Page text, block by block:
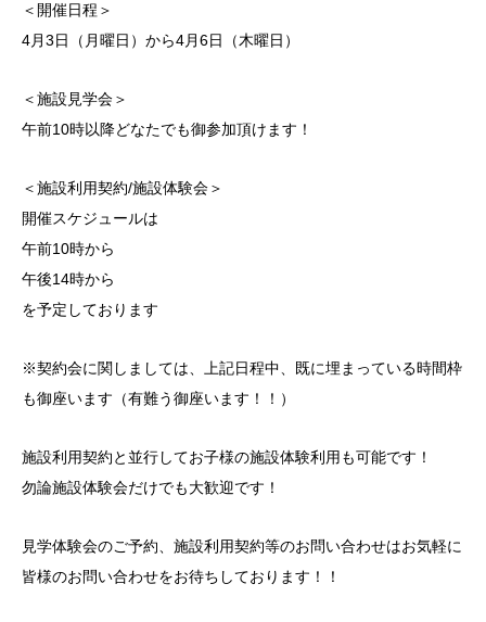
＜開催日程＞
4月3日（月曜日）から4月6日（木曜日）
＜施設見学会＞
午前10時以降どなたでも御参加頂けます！
＜施設利用契約/施設体験会＞
開催スケジュールは
午前10時から
午後14時から
を予定しております
※契約会に関しましては、上記日程中、既に埋まっている時間枠
も御座います（有難う御座います！！）
施設利用契約と並行してお子様の施設体験利用も可能です！
勿論施設体験会だけでも大歓迎です！
見学体験会のご予約、施設利用契約等のお問い合わせはお気軽に
皆様のお問い合わせをお待ちしております！！